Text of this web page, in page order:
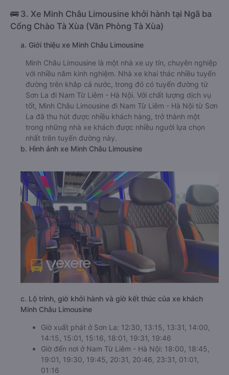
🚌 3. Xe Minh Châu Limousine khởi hành tại Ngã ba
Cổng Chào Tà Xùa (Văn Phòng Tà Xùa)
a. Giới thiệu xe Minh Châu Limousine
Minh Châu Limousine là một nhà xe uy tín, chuyên nghiệp
với nhiều năm kinh nghiệm. Nhà xe khai thác nhiều tuyến
đường trên khắp cả nước, trong đó có tuyến đường từ
Sơn La đi Nam Từ Liêm - Hà Nội. Với chất lượng dịch vụ
tốt, Minh Châu Limousine đi Nam Từ Liêm - Hà Nội từ Sơn
La đã thu hút được nhiều khách hàng, trở thành một
trong những nhà xe khách được nhiều người lựa chọn
nhất trên tuyến đường này.
b. Hình ảnh xe Minh Châu Limousine
c. Lộ trình, giờ khởi hành và giờ kết thúc của xe khách
Minh Châu Limousine
Giờ xuất phát ở Sơn La: 12:30, 13:15, 13:31, 14:00,
14:15, 15:01, 15:16, 18:01, 19:31, 19:46
Giờ đến nơi ở Nam Từ Liêm - Hà Nội: 18:00, 18:45,
19:01, 19:30, 19:45, 20:31, 20:46, 23:31, 01:01,
01:16